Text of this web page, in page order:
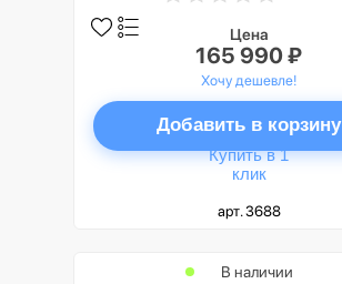
Цена
165 990 ₽
Хочу дешевле!
Добавить в корзину
Купить в 1
клик
арт. 3688
В наличии